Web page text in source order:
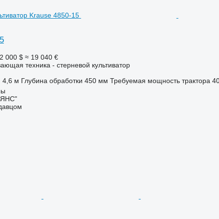
000 $ ≈ 19 040 €
техника - стерневой культиватор
4,6 м Глубина обработки 450 мм Требуемая мощность трактора